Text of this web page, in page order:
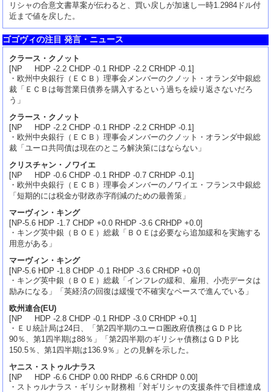
リシャの合意文書草案が伝わると、買い戻しが加速し一時1.2984ドル付
近まで値を戻した。
ゴゴヴィの注目 発言・ニュース
クラース・クノット
[NP HDP -2.2 CHDP -0.1 RHDP -2.2 CRHDP -0.1]
・欧州中央銀行（ＥＣＢ）理事会メンバーのクノット・オランダ中銀総
裁「ＥＣＢは毎営業日債券を購入するという過ちを繰り返さないだろ
う」
クラース・クノット
[NP HDP -2.2 CHDP -0.1 RHDP -2.2 CRHDP -0.1]
・欧州中央銀行（ＥＣＢ）理事会メンバーのクノット・オランダ中銀総
裁「ユーロ共同債は現在のところ解決策にはならない」
クリスチャン・ノワイエ
[NP HDP -0.6 CHDP -0.1 RHDP -0.7 CRHDP -0.1]
・欧州中央銀行（ＥＣＢ）理事会メンバーのノワイエ・フランス中銀総
「短期的には税金が財政赤字削減のための最善策」
マーヴィン・キング
[NP-5.6 HDP -1.7 CHDP +0.0 RHDP -3.6 CRHDP +0.0]
・キング英中銀（ＢＯＥ）総裁「ＢＯＥは必要なら追加緩和を実施する
用意がある」
マーヴィン・キング
[NP-5.6 HDP -1.8 CHDP -0.1 RHDP -3.6 CRHDP +0.0]
・キング英中銀（ＢＯＥ）総裁「インフレの緩和、雇用、小売データは
励みになる」「英経済の回復は緩慢で不確実なペースで進んでいる」
欧州連合(EU)
[NP HDP -2.8 CHDP -0.1 RHDP -3.0 CRHDP +0.1]
・ＥＵ統計局は24日、「第2四半期のユーロ圏政府債務はＧＤＰ比
90％、第1四半期は88％」「第2四半期のギリシャ債務はＧＤＰ比
150.5％、第1四半期は136.9％」との見解を示した。
ヤニス・ストゥルナラス
[NP HDP -6.6 CHDP 0.00 RHDP -6.6 CRHDP 0.00]
・ストゥルナラス・ギリシャ財務相「対ギリシャの支援条件で目標達成